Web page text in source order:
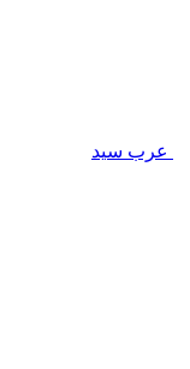
عرب سيد